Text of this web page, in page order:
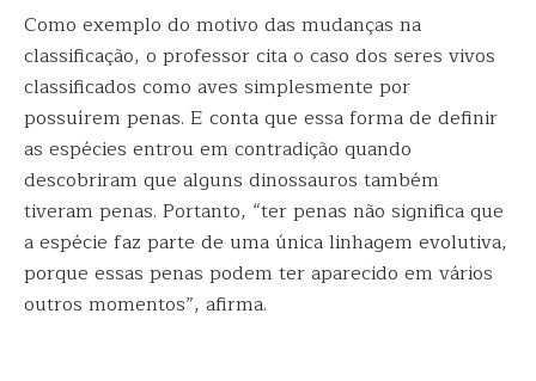
Como exemplo do motivo das mudanças na
classificação, o professor cita o caso dos seres vivos
classificados como aves simplesmente por
possuírem penas. E conta que essa forma de definir
as espécies entrou em contradição quando
descobriram que alguns dinossauros também
tiveram penas. Portanto, “ter penas não significa que
a espécie faz parte de uma única linhagem evolutiva,
porque essas penas podem ter aparecido em vários
outros momentos”, afirma.